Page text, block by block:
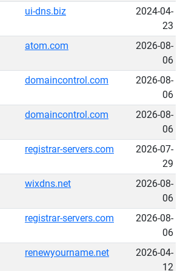
ui-dns.biz
2024-04-
23
atom.com
2026-08-
06
domaincontrol.com
2026-08-
06
domaincontrol.com
2026-08-
06
registrar-servers.com
2026-07-
29
wixdns.net
2026-08-
06
registrar-servers.com
2026-08-
06
renewyourname.net
2026-04-
12